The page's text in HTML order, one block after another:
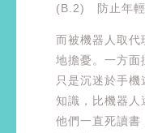
(B.2) 防止年輕
而被機器人取代
地擔憂。一方面
只是沉迷於手
知識，比機器人
他們一直死讀書